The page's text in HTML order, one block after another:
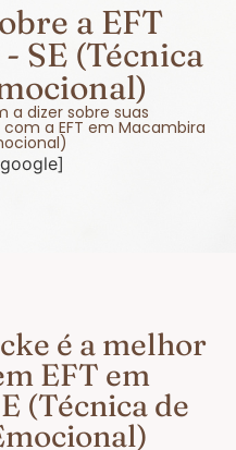
a EFT
SE (Técnica
a dizer sobre suas
a EFT em Macambira
é a melhor
EFT em
(Técnica de